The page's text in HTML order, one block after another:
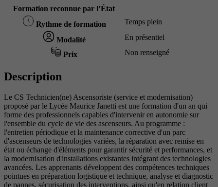
Formation reconnue par l’État
Rythme de formation Temps plein
Modalité En présentiel
Prix Non renseigné
Description
Le CS Technicien(ne) Ascensoriste (service et modernisation)
proposé par le Lycée Maurice Janetti est une formation d'un an qui
forme des professionnels capables d'intervenir en autonomie sur
l'ensemble du cycle de vie des ascenseurs. Au programme :
l'entretien périodique et la maintenance corrective d'un parc
d'ascenseurs de technologies variées, la réparation avec remise en
état ou échange d'éléments pour garantir sécurité et performances, et
la modernisation d'installations existantes intégrant des technologies
avancées. Les apprenants développent des compétences techniques
pointues en préparation logistique et technique, analyse et diagnostic
de pannes, sécurisation des interventions, ainsi qu'en relation client